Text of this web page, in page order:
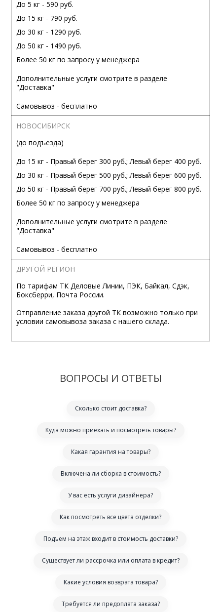
До 5 кг - 590 руб.
До 15 кг - 790 руб.
До 30 кг - 1290 руб.
До 50 кг - 1490 руб.
Более 50 кг по запросу у менеджера
Дополнительные услуги смотрите в разделе
"Доставка"
Самовывоз - бесплатно
НОВОСИБИРСК
(до подъезда)
До 15 кг - Правый берег 300 руб.; Левый берег 400 руб.
До 30 кг - Правый берег 500 руб.; Левый берег 600 руб.
До 50 кг - Правый берег 700 руб.; Левый берег 800 руб.
Более 50 кг по запросу у менеджера
Дополнительные услуги смотрите в разделе
"Доставка"
Самовывоз - бесплатно
ДРУГОЙ РЕГИОН
По тарифам ТК Деловые Линии, ПЭК, Байкал, Сдэк,
Боксберри, Почта России.
Отправление заказа другой ТК возможно только при
условии самовывоза заказа с нашего склада.
ВОПРОСЫ И ОТВЕТЫ
Сколько стоит доставка?
Куда можно приехать и посмотреть товары?
Какая гарантия на товары?
Включена ли сборка в стоимость?
У вас есть услуги дизайнера?
Как посмотреть все цвета отделки?
Подъем на этаж входит в стоимость доставки?
Существует ли рассрочка или оплата в кредит?
Какие условия возврата товара?
Требуется ли предоплата заказа?